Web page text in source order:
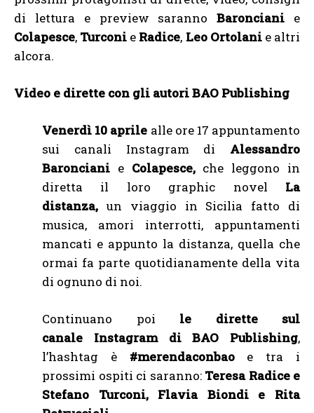
di lettura e preview sarannoBaronciani e
Colapesce, Turconi e Radice, Leo Ortolanie altri
alcora.
Video e dirette con gli autori BAO Publishing
Venerdì 10 aprile alle ore 17 appuntamento
sui canali Instagram di Alessandro
Baronciani e Colapesce,che leggono in
diretta il loro graphic novel La
distanza, un viaggio in Sicilia fatto di
musica, amori interrotti, appuntamenti
mancati e appunto la distanza, quella che
ormai fa parte quotidianamente della vita
di ognuno di noi.
Continuano poi le dirette sul
canale Instagram di BAO Publishing,
l’hashtag è #merendaconbaoe tra i
prossimi ospiti ci saranno: Teresa Radice e
Stefano Turconi, Flavia Biondi e Rita